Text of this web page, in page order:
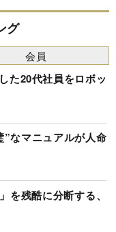
グ
た20代社員をロボッ
”なマニュアルが人命
を残酷に分断する、
会員